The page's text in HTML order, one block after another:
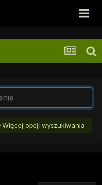
Więcej opcji wyszukiwania